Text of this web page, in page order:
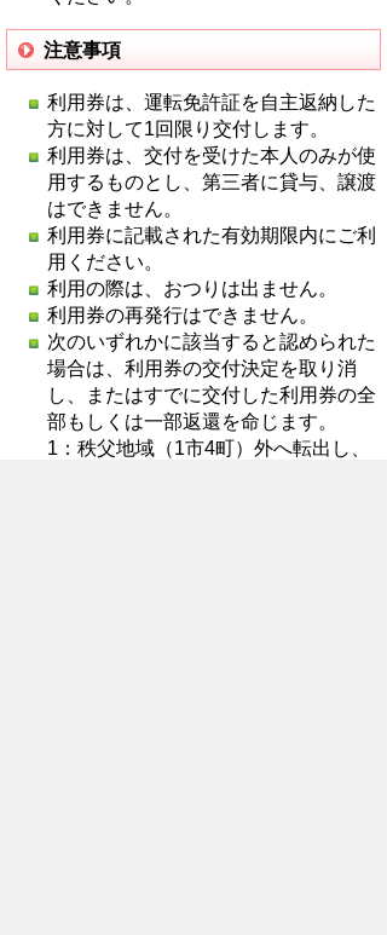
注意事項
利用券は、運転免許証を自主返納した
方に対して1回限り交付します。
利用券は、交付を受けた本人のみが使
用するものとし、第三者に貸与、譲渡
はできません。
利用券に記載された有効期限内にご利
用ください。
利用の際は、おつりは出ません。
利用券の再発行はできません。
次のいずれかに該当すると認められた
場合は、利用券の交付決定を取り消
し、またはすでに交付した利用券の全
部もしくは一部返還を命じます。
1：秩父地域（1市4町）外へ転出し、